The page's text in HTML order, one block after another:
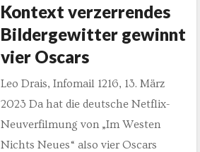
Kontext verzerrendes
Bildergewitter gewinnt
vier Oscars
Leo Drais, Infomail 1216, 13. März
2023 Da hat die deutsche Netflix-
Neuverfilmung von „Im Westen
Nichts Neues“ also vier Oscars